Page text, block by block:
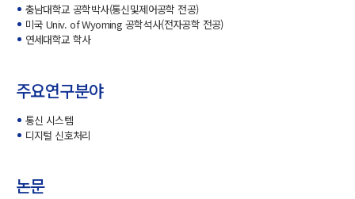
충남대학교 공학박사(통신및제어공학 전공)
미국 Univ. of Wyoming 공학석사(전자공학 전공)
연세대학교 학사
주요연구분야
통신 시스템
디지털 신호처리
논문